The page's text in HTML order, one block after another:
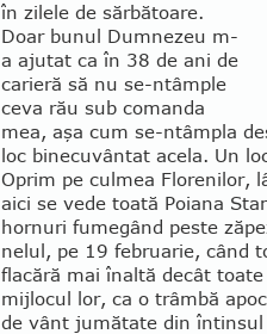
în zilele de sărbătoare.
Doar bunul Dumnezeu m-
a ajutat ca în 38 de ani de
carieră să nu se-ntâm­ple
ceva rău sub comanda
mea, aşa cum se-ntâm­pla
loc bine­cuvântat acela. Un
Oprim pe culmea Florenilor,
aici se vede toată Poiana
hornuri fume­gând peste
nelul, pe 19 februa­rie, când
flacără mai înaltă decât
mijlocul lor, ca o trâmbă
de vânt jumătate din